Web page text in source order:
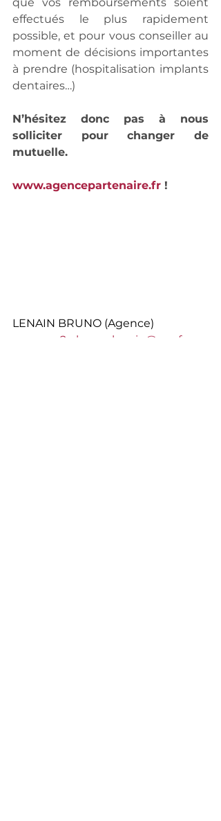
effectués le plus rapidement
possible, et pour vous conseiller au
moment de décisions importantes
à prendre (hospitalisation implants
dentaires…)
N’hésitez donc pas à nous
solliciter pour changer de
mutuelle.
www.agencepartenaire.fr !
LENAIN BRUNO (Agence)
agencea2p.bruno.lenain@axa.fr